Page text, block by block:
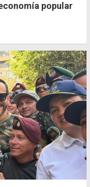
popular